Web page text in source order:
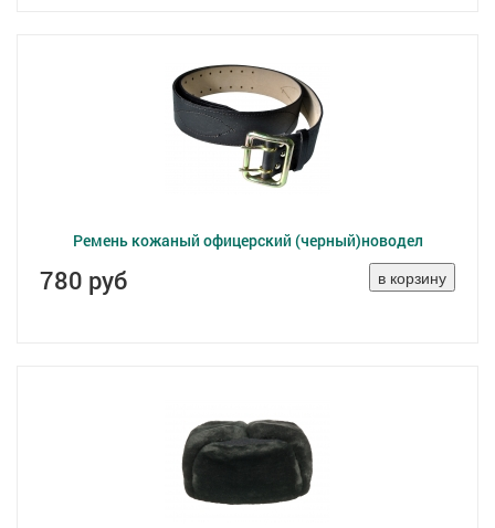
Ремень кожаный офицерский (черный)новодел
780 руб